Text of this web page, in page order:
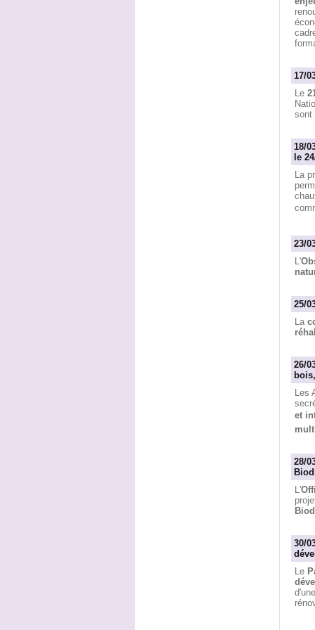
17/
Le
sont
18/
le
La
23/
L'
25/
La
26/
Les
et
28/
L'
30/
Le